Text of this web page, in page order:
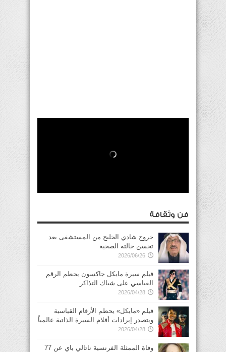
فن وثقافة
خروج شادي الخليج من المستشفى بعد
تحسن حالته الصحية
2026/06/26
فيلم سيرة مايكل جاكسون يحطم الرقم
القياسي على شباك التذاكر
2026/04/28
فيلم «مايكل» يحطم الأرقام القياسية
ويتصدر إيرادات أفلام السيرة الذاتية عالمياً
2026/04/28
وفاة الممثلة الفرنسية ناتالي باي عن 77